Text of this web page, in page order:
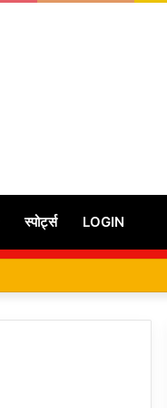
स्पोर्ट्स LOGIN